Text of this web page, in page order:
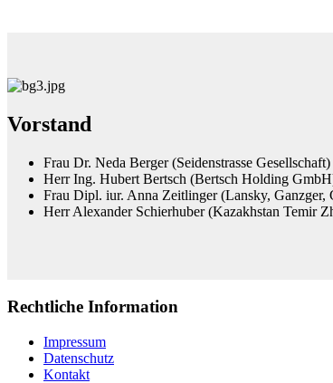
Vorstand
Frau Dr. Neda Berger (Seidenstrasse Gesellschaft)
Herr Ing. Hubert Bertsch (Bertsch Holding
Frau Dipl. iur. Anna Zeitlinger (Lansky, Ganzger,
Herr Alexander Schierhuber (Kazakhstan Temir
Rechtliche Information
Impressum
Datenschutz
Kontakt